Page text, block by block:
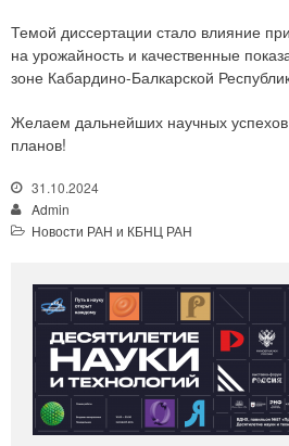
Темой диссертации стало влияние
на урожайность и качественные
зоне Кабардино-Балкарской
Желаем дальнейших научных
планов!
31.10.2024
Admin
Новости РАН и КБНЦ РАН